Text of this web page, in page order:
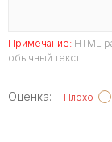
Примечание: HTML
обычный текст.
Оценка: Плохо